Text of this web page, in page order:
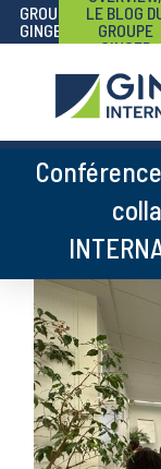
GROUPE
GINGER
LE BLOG
GROUPE
GINGER